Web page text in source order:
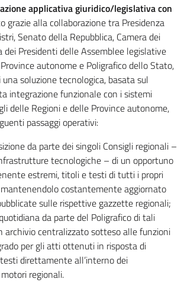
applicativa giuridico/legislativa con
grazie alla collaborazione tra Presidenza
Senato della Repubblica, Camera dei
dei Presidenti delle Assemblee legislative
autonome e Poligrafico dello Stato,
soluzione tecnologica, basata sul
integrazione funzionale con i sistemi
delle Regioni e delle Province autonome,
passaggi operativi:
da parte dei singoli Consigli regionali –
tecnologiche – di un opportuno
estremi, titoli e testi di tutti i propri
costantemente aggiornato
sulle rispettive gazzette regionali;
da parte del Poligrafico di tali
archivio centralizzato sotteso alle funzioni
per gli atti ottenuti in risposta di
direttamente all’interno dei
regionali.